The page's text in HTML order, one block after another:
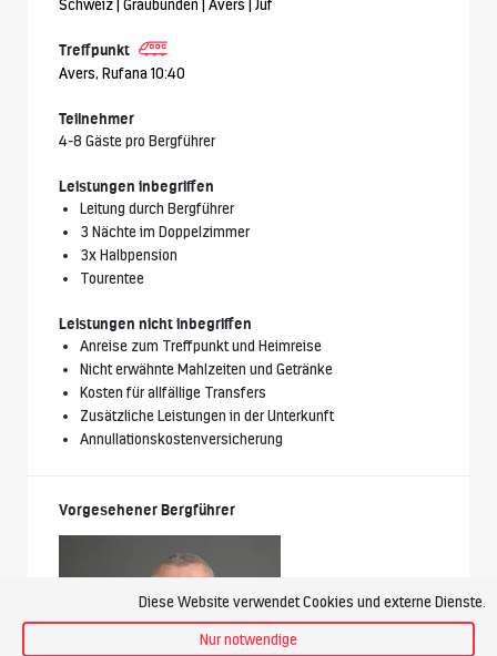
Schweiz | Graubünden | Avers | Juf
Treffpunkt
Avers, Rufana 10:40
Teilnehmer
4-8 Gäste pro Bergführer
Leistungen inbegriffen
Leitung durch Bergführer
3 Nächte im Doppelzimmer
3x Halbpension
Tourentee
Leistungen nicht inbegriffen
Anreise zum Treffpunkt und Heimreise
Nicht erwähnte Mahlzeiten und Getränke
Kosten für allfällige Transfers
Zusätzliche Leistungen in der Unterkunft
Annullationskostenversicherung
Vorgesehener Bergführer
Diese Website verwendet Cookies und externe Dienste.
Nur notwendige